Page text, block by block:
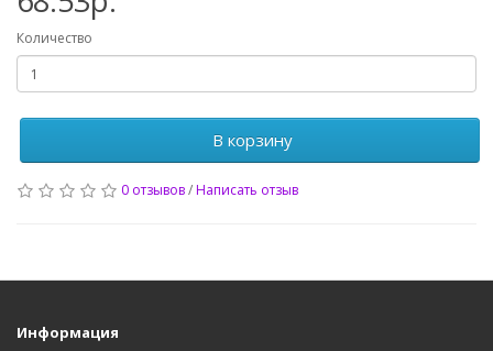
Количество
В корзину
0 отзывов/Написать отзыв
Информация